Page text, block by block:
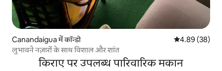
Canandaigua में कॉन्डो औसत रेटिंग 5 में
4.89 (38)
लुभावने नज़ारों के साथ विशाल और शांत
किराए पर उपलब्ध पारिवारिक मकान